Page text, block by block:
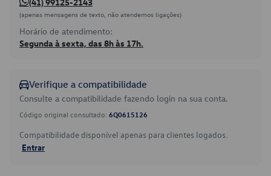
(apenas mensagens de texto, não atendemos ligações)
Horário de atendimento:
Segunda à sexta, das 8h às 17h.
Verifique a compatibilidade
Consulte a compatibilidade fazendo login na sua conta.
Código original consultado: 6Q0615126
Compatibilidade disponível apenas para clientes logados.
Entrar